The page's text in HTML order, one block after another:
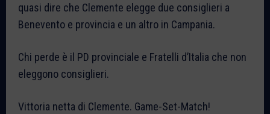
quasi dire che Clemente elegge due consiglieri a
Benevento e provincia e un altro in Campania.
Chi perde è il PD provinciale e Fratelli d’Italia che non
eleggono consiglieri.
Vittoria netta di Clemente. Game-Set-Match!